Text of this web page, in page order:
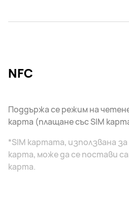
NFC
Поддържа се режим на
карта (плащане със SIM
*SIM картата, използвана за
карта, може да се постави
карта.